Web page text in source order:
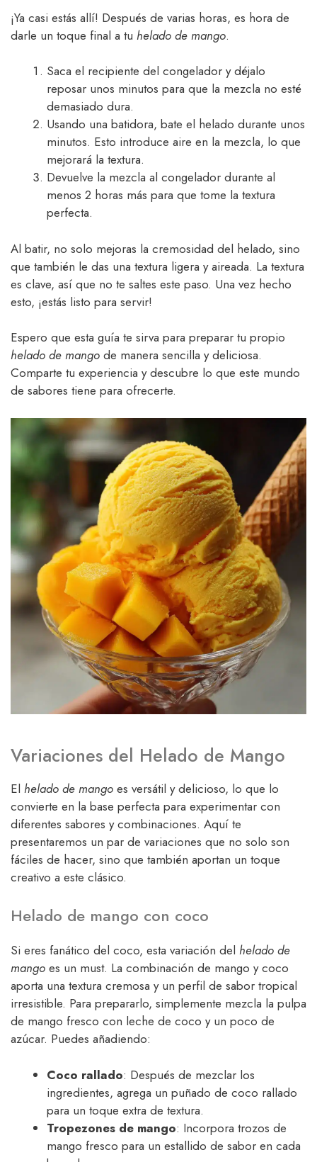
¡Ya casi estás allí! Después de varias horas, es hora de
darle un toque final a tu helado de mango.
Saca el recipiente del congelador y déjalo
reposar unos minutos para que la mezcla no esté
demasiado dura.
Usando una batidora, bate el helado durante unos
minutos. Esto introduce aire en la mezcla, lo que
mejorará la textura.
Devuelve la mezcla al congelador durante al
menos 2 horas más para que tome la textura
perfecta.
Al batir, no solo mejoras la cremosidad del helado, sino
que también le das una textura ligera y aireada. La textura
es clave, así que no te saltes este paso. Una vez hecho
esto, ¡estás listo para servir!
Espero que esta guía te sirva para preparar tu propio
helado de mango de manera sencilla y deliciosa.
Comparte tu experiencia y descubre lo que este mundo
de sabores tiene para ofrecerte.
Variaciones del Helado de Mango
El helado de mango es versátil y delicioso, lo que lo
convierte en la base perfecta para experimentar con
diferentes sabores y combinaciones. Aquí te
presentaremos un par de variaciones que no solo son
fáciles de hacer, sino que también aportan un toque
creativo a este clásico.
Helado de mango con coco
Si eres fanático del coco, esta variación del helado de
mango es un must. La combinación de mango y coco
aporta una textura cremosa y un perfil de sabor tropical
irresistible. Para prepararlo, simplemente mezcla la pulpa
de mango fresco con leche de coco y un poco de
azúcar. Puedes añadiendo:
Coco rallado: Después de mezclar los
ingredientes, agrega un puñado de coco rallado
para un toque extra de textura.
Tropezones de mango: Incorpora trozos de
mango fresco para un estallido de sabor en cada